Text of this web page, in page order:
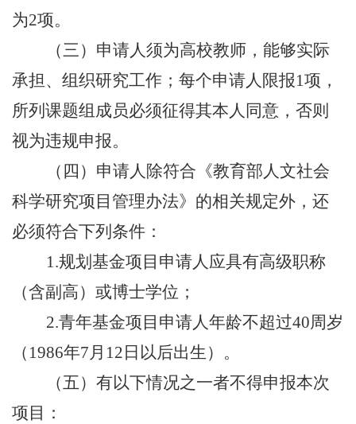
为2项。
（三）申请人须为高校教师，能够实际
承担、组织研究工作；每个申请人限报1项，
所列课题组成员必须征得其本人同意，否则
视为违规申报。
（四）申请人除符合《教育部人文社会
科学研究项目管理办法》的相关规定外，还
必须符合下列条件：
1.规划基金项目申请人应具有高级职称
（含副高）或博士学位；
2.青年基金项目申请人年龄不超过40周岁
（1986年7月12日以后出生）。
（五）有以下情况之一者不得申报本次
项目：